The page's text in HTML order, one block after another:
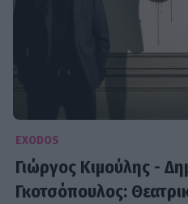
EXODOS
Γιώργος Κιμούλης -
Γκοτσόπουλος: